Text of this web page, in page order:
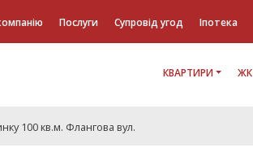
Послуги Супровід угод Іпотека
КВАРТИРИ ЖК
100 кв.м. Флангова вул.